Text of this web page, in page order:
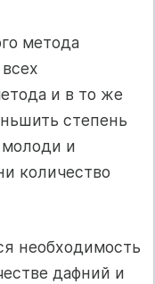
метода
и в то же
степень
и
количество
необходимость
дафний и